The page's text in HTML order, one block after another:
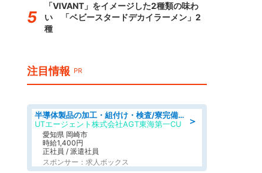
「VIVANT」をイメージした2種類の味わ
い 「ベビースタードデカイラーメン」2
種
注目情報 PR
＞
半導体製品の加工・組付け・検査/寮完備/日勤/日払い/工場・製造
UTエージェント株式会社AGT東海第一CU
愛知県 岡崎市
時給1,400円
正社員 / 派遣社員
スポンサー：求人ボックス